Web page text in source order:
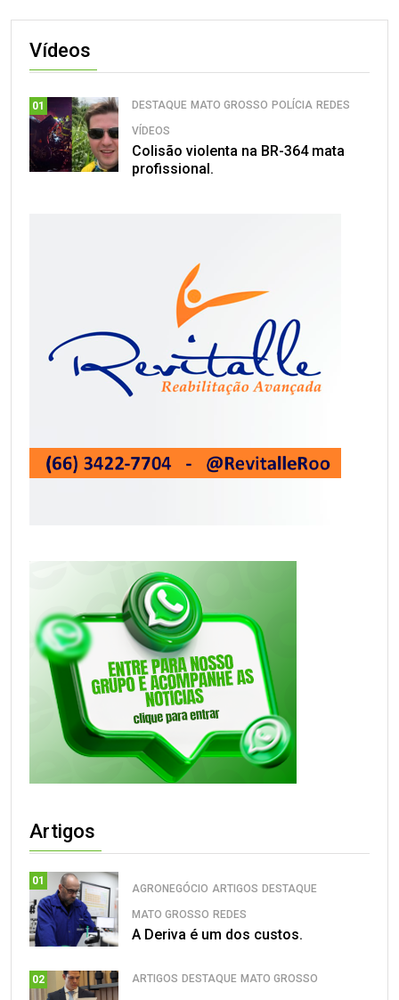
Vídeos
01 DESTAQUE MATO GROSSO POLÍCIA REDES
VÍDEOS
Colisão violenta na BR-364 mata
profissional.
Artigos
01
AGRONEGÓCIO ARTIGOS DESTAQUE
MATO GROSSO REDES
A Deriva é um dos custos.
02 ARTIGOS DESTAQUE MATO GROSSO